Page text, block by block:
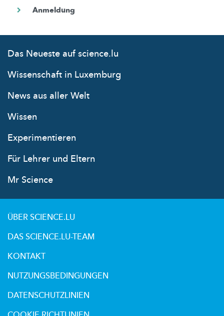
Das Neueste auf science.lu
Wissenschaft in Luxemburg
News aus aller Welt
Wissen
Experimentieren
Für Lehrer und Eltern
Mr Science
ÜBER SCIENCE.LU
DAS SCIENCE.LU-TEAM
KONTAKT
NUTZUNGSBEDINGUNGEN
DATENSCHUTZLINIEN